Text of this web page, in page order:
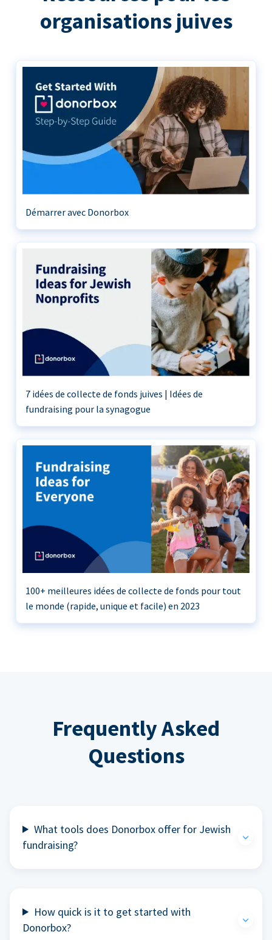
organisations juives
Démarrer avec Donorbox
7 idées de collecte de fonds juives | Idées de
fundraising pour la synagogue
100+ meilleures idées de collecte de fonds pour tout
le monde (rapide, unique et facile) en 2023
Frequently Asked
Questions
What tools does Donorbox offer for Jewish
fundraising?
How quick is it to get started with
Donorbox?